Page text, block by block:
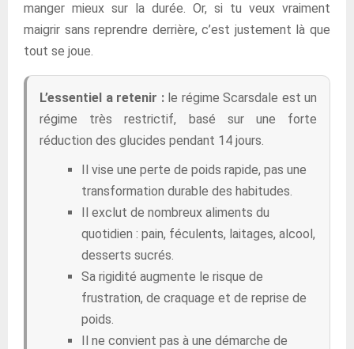
manger mieux sur la durée. Or, si tu veux vraiment
maigrir sans reprendre derrière, c’est justement là que
tout se joue.
L’essentiel a retenir :le régime Scarsdale est un
régime très restrictif, basé sur une forte
réduction des glucides pendant 14 jours.
Il vise une perte de poids rapide, pas une
transformation durable des habitudes.
Il exclut de nombreux aliments du
quotidien : pain, féculents, laitages, alcool,
desserts sucrés.
Sa rigidité augmente le risque de
frustration, de craquage et de reprise de
poids.
Il ne convient pas à une démarche de